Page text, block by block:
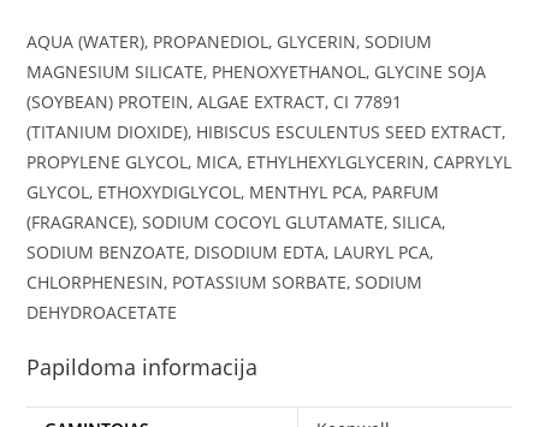
AQUA (WATER), PROPANEDIOL, GLYCERIN, SODIUM
MAGNESIUM SILICATE, PHENOXYETHANOL, GLYCINE SOJA
(SOYBEAN) PROTEIN, ALGAE EXTRACT, CI 77891
(TITANIUM DIOXIDE), HIBISCUS ESCULENTUS SEED EXTRACT,
PROPYLENE GLYCOL, MICA, ETHYLHEXYLGLYCERIN, CAPRYLYL
GLYCOL, ETHOXYDIGLYCOL, MENTHYL PCA, PARFUM
(FRAGRANCE), SODIUM COCOYL GLUTAMATE, SILICA,
SODIUM BENZOATE, DISODIUM EDTA, LAURYL PCA,
CHLORPHENESIN, POTASSIUM SORBATE, SODIUM
DEHYDROACETATE
Papildoma informacija